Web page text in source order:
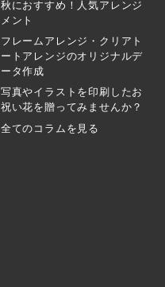
秋におすすめ！人気アレンジ
メント
フレームアレンジ・クリアト
ートアレンジのオリジナルデ
ータ作成
写真やイラストを印刷したお
祝い花を贈ってみませんか？
全てのコラムを見る